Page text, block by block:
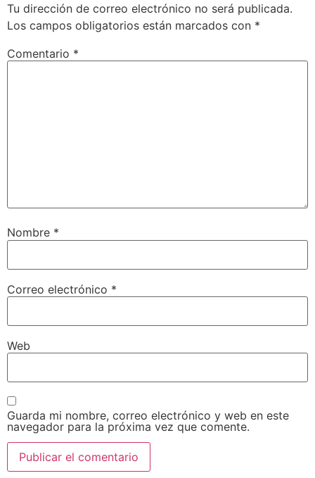
Tu dirección de correo electrónico no será publicada.
Los campos obligatorios están marcados con *
Comentario *
Nombre *
Correo electrónico *
Web
Guarda mi nombre, correo electrónico y web en este
navegador para la próxima vez que comente.